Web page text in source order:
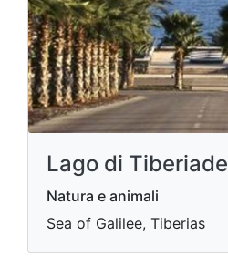
Lago di Tiberiade
Natura e animali
Sea of ​​Galilee, Tiberias